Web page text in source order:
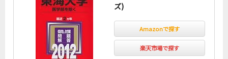
ズ)
Amazonで探す
楽天市場で探す